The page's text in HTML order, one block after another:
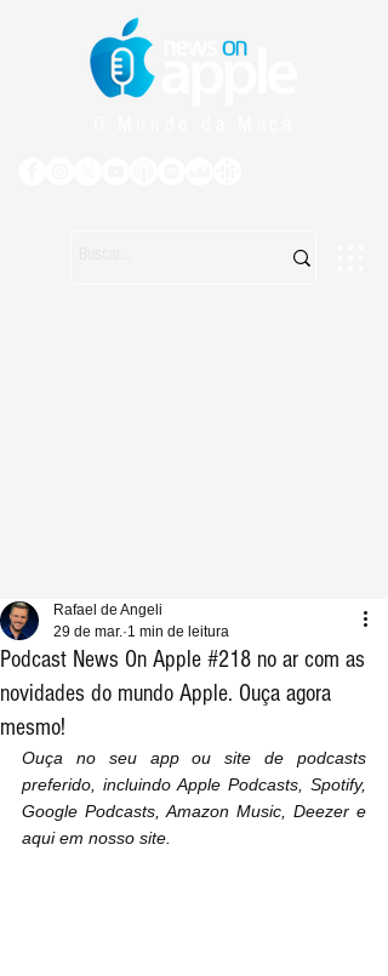
Podcast News On Apple #218 no ar com as
novidades do mundo Apple. Ouça agora
mesmo!
Rafael de Angeli
29 de mar. 1 min de leitura
Ouça no seu app ou site de podcasts
preferido, incluindo Apple Podcasts, Spotify,
Google Podcasts, Amazon Music, Deezer e
aqui em nosso site.